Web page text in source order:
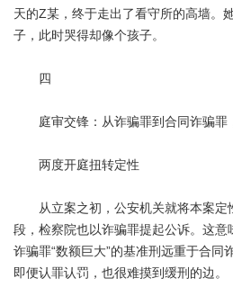
天的Z某，终于走出了看守所的高墙。
子，此时哭得却像个孩子。
四
庭审交锋：从诈骗罪到合同诈骗罪
两度开庭扭转定性
从立案之初，公安机关就将本案定
段，检察院也以诈骗罪提起公诉。这意
诈骗罪“数额巨大”的基准刑远重于合同
即便认罪认罚，也很难摸到缓刑的边。